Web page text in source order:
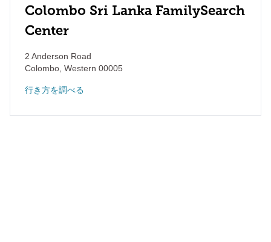
Colombo Sri Lanka FamilySearch
Center
2 Anderson Road
Colombo Western 00005
行き方を調べる